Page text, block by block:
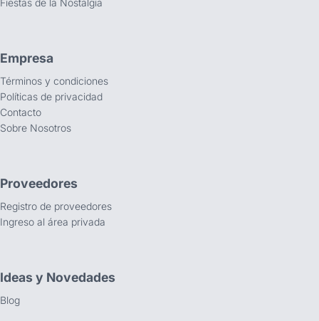
Empresa
Términos y condiciones
Políticas de privacidad
Contacto
Sobre Nosotros
Proveedores
Registro de proveedores
Ingreso al área privada
Ideas y Novedades
Blog